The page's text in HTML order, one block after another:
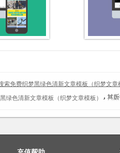
索免费织梦黑绿色清新文章模板（织梦文章
绿色清新文章模板（织梦文章模板）